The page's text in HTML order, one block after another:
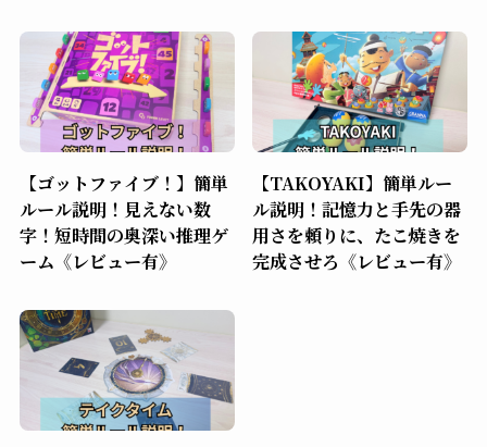
【ゴットファイブ！】簡単
ルール説明！見えない数
字！短時間の奥深い推理ゲ
ーム《レビュー有》
【TAKOYAKI】簡単ルー
ル説明！記憶力と手先の器
用さを頼りに、たこ焼きを
完成させろ《レビュー有》